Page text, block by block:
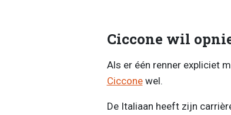
Ciccone wil
Als er één renner expliciet
Cicconewel.
De Italiaan heeft zijn